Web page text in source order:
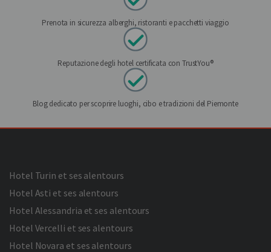
Prenota in sicurezza alberghi, ristoranti e pacchetti viaggio
Reputazione degli hotel certificata con TrustYou®
Blog dedicato per scoprire luoghi, cibo e tradizioni del Piemonte
Hotel Turin et ses alentours
Hotel Asti et ses alentours
Hotel Alessandria et ses alentours
Hotel Vercelli et ses alentours
Hotel Novara et ses alentours